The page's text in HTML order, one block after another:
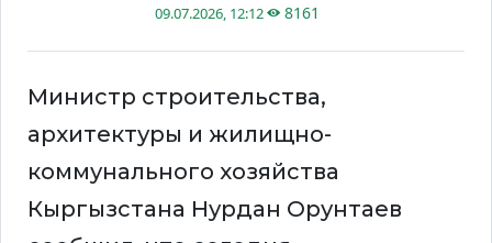
09.07.2026, 12:12 8161
Министр строительства,
архитектуры и жилищно-
коммунального хозяйства
Кыргызстана Нурдан Орунтаев